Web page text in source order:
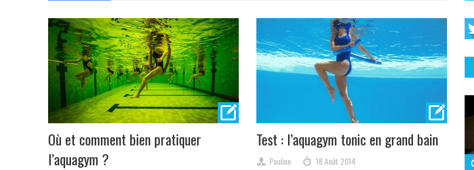
Où et comment bien pratiquer
l’aquagym ?
Test : l’aquagym tonic en grand bain
Pauline 18 Août 2014